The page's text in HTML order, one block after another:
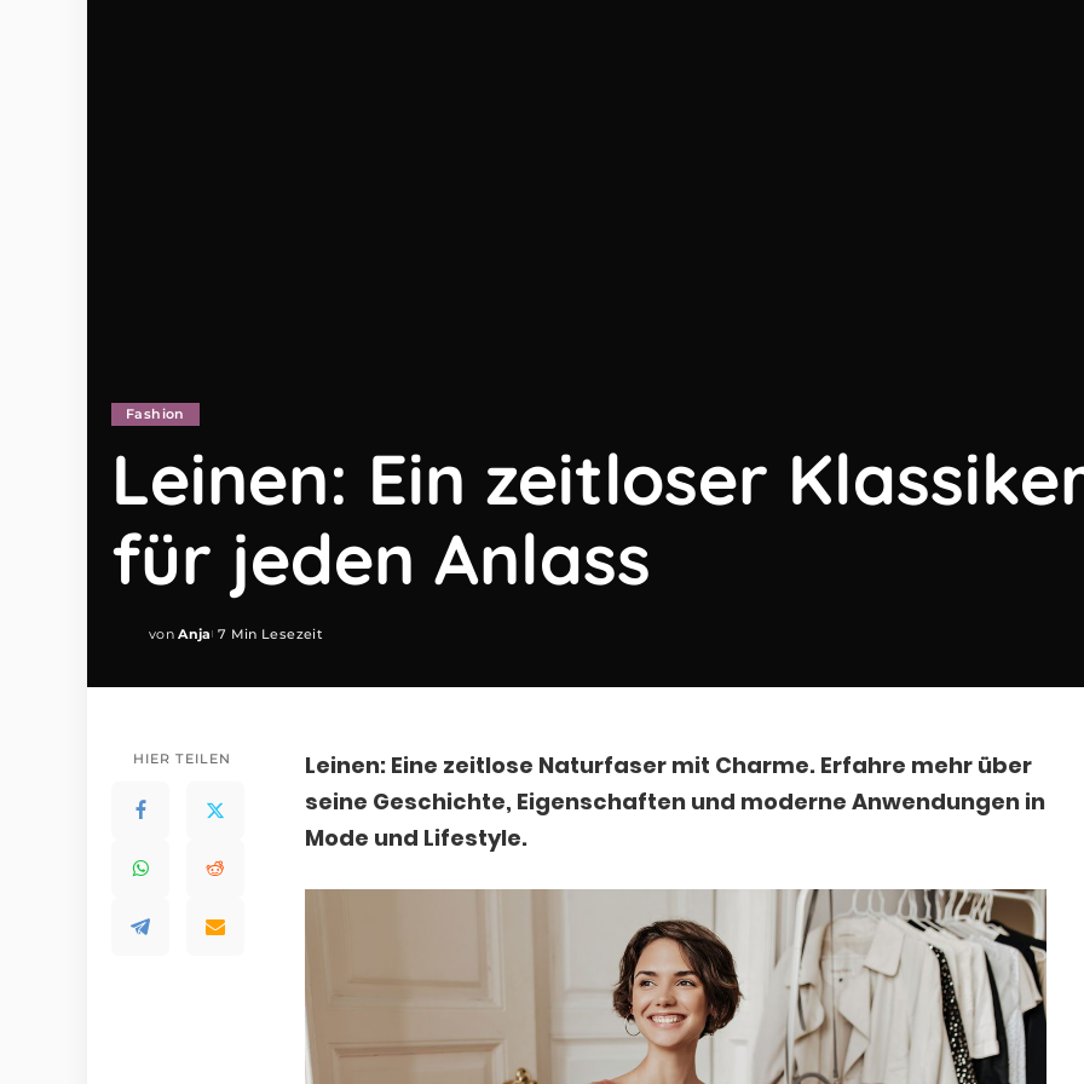
Fashion
Leinen: Ein zeitloser
für jeden Anlass
Posted
von Anja 7 Min Lesezeit
HIER TEILEN
Leinen: Eine zeitlose Naturfaser mit Charme. Erfahre mehr über
seine Geschichte, Eigenschaften und moderne Anwendungen in
Mode und Lifestyle.